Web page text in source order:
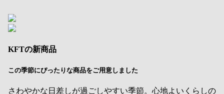
KFTの新商品
この季節にぴったりな商品をご用意しました
さわやかな日差しが過ごしやすい季節。心地よいくらしの